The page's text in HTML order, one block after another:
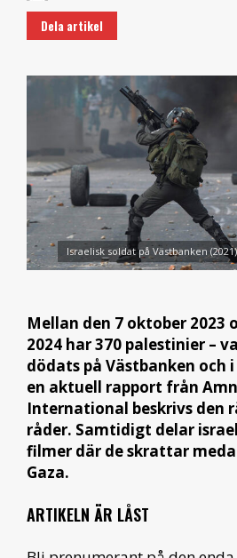
Dela artikel
Israelisk soldat på Västbanken
Mellan den 7 oktober 2023
2024 har 370 palestinier –
dödats på Västbanken och
en aktuell rapport från
International beskrivs den
råder. Samtidigt delar
filmer där de skrattar
Gaza.
ARTIKELN ÄR LÅST